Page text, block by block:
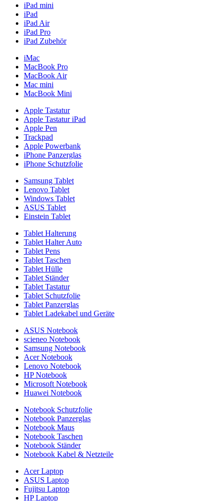
iPad mini
iPad
iPad Air
iPad Pro
iPad Zubehör
iMac
MacBook Pro
MacBook Air
Mac mini
MacBook Mini
Apple Tastatur
Apple Tastatur iPad
Apple Pen
Trackpad
Apple Powerbank
iPhone Panzerglas
iPhone Schutzfolie
Samsung Tablet
Lenovo Tablet
Windows Tablet
ASUS Tablet
Einstein Tablet
Tablet Halterung
Tablet Halter Auto
Tablet Pens
Tablet Taschen
Tablet Hülle
Tablet Ständer
Tablet Tastatur
Tablet Schutzfolie
Tablet Panzerglas
Tablet Ladekabel und Geräte
ASUS Notebook
scieneo Notebook
Samsung Notebook
Acer Notebook
Lenovo Notebook
HP Notebook
Microsoft Notebook
Huawei Notebook
Notebook Schutzfolie
Notebook Panzerglas
Notebook Maus
Notebook Taschen
Notebook Ständer
Notebook Kabel & Netzteile
Acer Laptop
ASUS Laptop
Fujitsu Laptop
HP Laptop